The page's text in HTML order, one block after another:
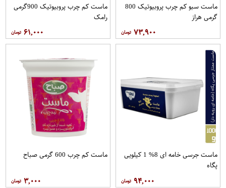
ماست سبو کم چرب پروبیوتیک 800
گرمی هراز
۷۳,۹۰۰
ماست کم چرب پروبیوتیک 900گرمی
رامک
۶۱,۰۰۰
ماست جرسی خامه ای 8% 1 کیلویی
پگاه
۹۴,۰۰۰
ماست کم چرب 600 گرمی صباح
۳,۰۰۰